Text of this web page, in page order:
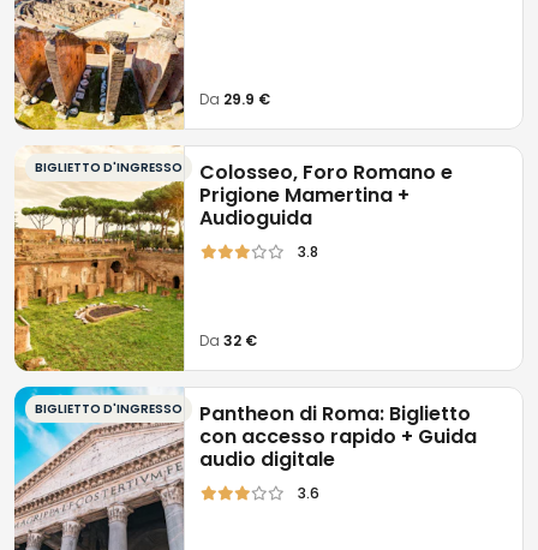
Da 29.9 €
BIGLIETTO D'INGRESSO
Colosseo, Foro Romano e
Prigione Mamertina +
Audioguida
3.8
Da32 €
BIGLIETTO D'INGRESSO
Pantheon di Roma: Biglietto
con accesso rapido + Guida
audio digitale
3.6